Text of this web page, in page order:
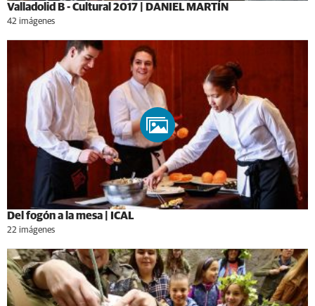
Valladolid B - Cultural 2017 | DANIEL MARTÍN
42 imágenes
Del fogón a la mesa | ICAL
22 imágenes